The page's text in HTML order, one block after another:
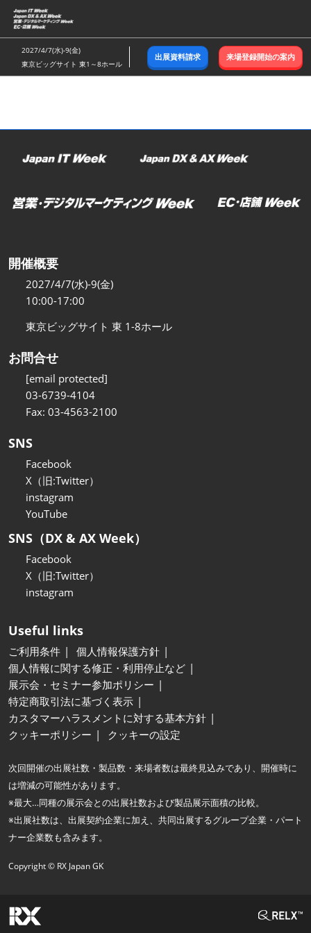
ス
キ
ッ
し
む
2027/4/7(水)-9(金)
東京ビッグサイト 東1～8ホール
出展資料請求 来場登録開始の案内
開催概要
2027/4/7(水)-9(金)
10:00-17:00
東京ビッグサイト 東 1-8ホール
お問合せ
[email protected]
03-6739-4104
Fax: 03-4563-2100
SNS
Facebook
X（旧:Twitter）
instagram
YouTube
SNS（DX & AX Week）
Facebook
X（旧:Twitter）
instagram
Useful links
ご利用条件
個人情報保護方針
個人情報に関する修正・利用停止など
展示会・セミナー参加ポリシー
特定商取引法に基づく表示
カスタマーハラスメントに対する基本方針
クッキーポリシー
クッキーの設定
次回開催の出展社数・製品数・来場者数は最終見込みであり、開催時に
は増減の可能性があります。
※最大…同種の展示会との出展社数および製品展示面積の比較。
※出展社数は、出展契約企業に加え、共同出展するグループ企業・パート
ナー企業数も含みます。
Copyright © RX Japan GK